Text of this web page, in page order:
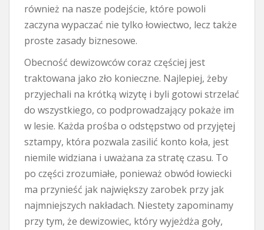
również na nasze podejście, które powoli
zaczyna wypaczać nie tylko łowiectwo, lecz także
proste zasady biznesowe.
Obecność dewizowców coraz częściej jest
traktowana jako zło konieczne. Najlepiej, żeby
przyjechali na krótką wizytę i byli gotowi strzelać
do wszystkiego, co podprowadzający pokaże im
w lesie. Każda prośba o odstępstwo od przyjętej
sztampy, która pozwala zasilić konto koła, jest
niemile widziana i uważana za stratę czasu. To
po części zrozumiałe, ponieważ obwód łowiecki
ma przynieść jak największy zarobek przy jak
najmniejszych nakładach. Niestety zapominamy
przy tym, że dewizowiec, który wyjeżdża goły,